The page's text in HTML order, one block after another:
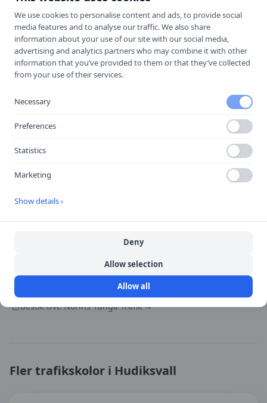
Hitta hit
2026-08-09
BesökOve Norins Tunga Trafik→
Fler trafikskolor i Hudiksvall
We use cookies to personalise content and ads, to provide social
media features and to analyse our traffic. We also share
information about your use of our site with our social media,
advertising and analytics partners who may combine it with other
information that you’ve provided to them or that they’ve collected
from your use of their services.
Necessary
Preferences
Statistics
Marketing
Show details ›
Deny
Allow selection
Allow all